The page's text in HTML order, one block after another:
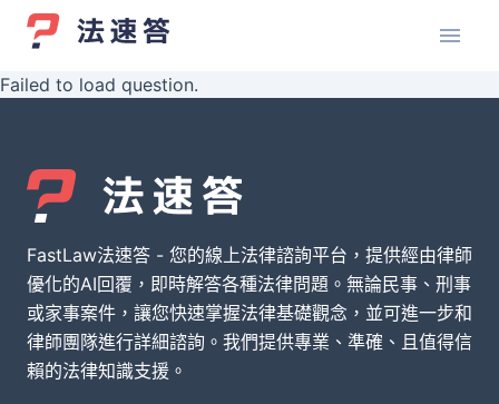
Failed to load question.
FastLaw法速答 - 您的線上法律諮詢平台，提供經由律師
優化的AI回覆，即時解答各種法律問題。無論民事、刑事
或家事案件，讓您快速掌握法律基礎觀念，並可進一步和
律師團隊進行詳細諮詢。我們提供專業、準確、且值得信
賴的法律知識支援。